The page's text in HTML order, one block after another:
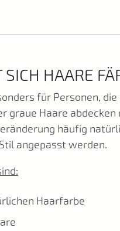
HAARE
für Personen,
graue Haare
häufig
angepasst werden.
Haarfarbe